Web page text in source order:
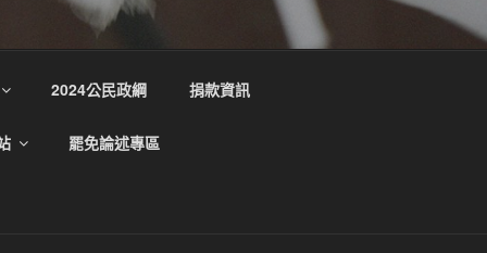
2024公民政綱 捐款資訊
罷免論述專區